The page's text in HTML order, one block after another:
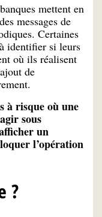
mettent en
messages de
Certaines
identifier si leurs
où ils réalisent
de
à risque où une
sous
un
l’opération
?